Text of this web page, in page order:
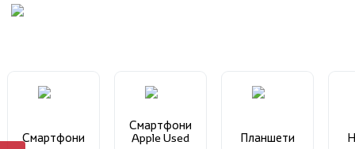
Смартфони
Смартфони
Apple Used
Планшети